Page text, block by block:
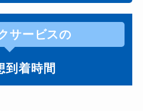
サービスの
到着時間